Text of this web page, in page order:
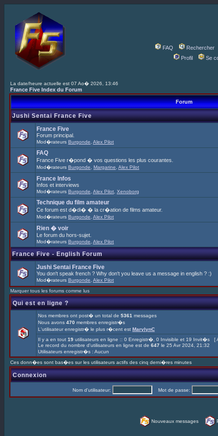
FAQ
Rechercher
Profil
Se
La date/heure actuelle est 07 Ao� 2026, 13:46
France Five Index du Forum
Forum
Jushi Sentai France Five
France Five
Forum principal.
Mod�rateurs Burgonde Alex Pilot
FAQ
France Five r�pond � vos questions les plus courantes.
Mod�rateurs Burgonde Margarine Alex Pilot
France Infos
Infos et interviews
Mod�rateurs Burgonde Alex Pilot Xenoborg
Technique du film amateur
Ce forum est d�di� � la cr�ation de films amateur.
Mod�rateurs Burgonde Alex Pilot
Rien � voir
Le forum du hors-sujet.
Mod�rateurs Burgonde Alex Pilot
France Five - English Forum
Jushi Sentai France Five
You don't speak french ? Why don't you leave us a message in english ? :)
Mod�rateurs Burgonde Alex Pilot
Marquer tous les forums comme lus
Qui est en ligne ?
Nos membres ont post� un total de 5361 messages
Nous avons 470 membres enregistr�s
L'utilisateur enregistr� le plus r�cent est MarylynC
Il y a en tout 19 utilisateurs en ligne :: 0 Enregistr�, 0 Invisible et 19 Invit�s [
Le record du nombre d'utilisateurs en ligne est de 647 le 25 Avr 2024, 21:32
Utilisateurs enregistr�s : Aucun
Ces donn�es sont bas�es sur les utilisateurs actifs des cinq derni�res minutes
Connexion
Nom d'utilisateur: Mot de passe:
Nouveaux messages